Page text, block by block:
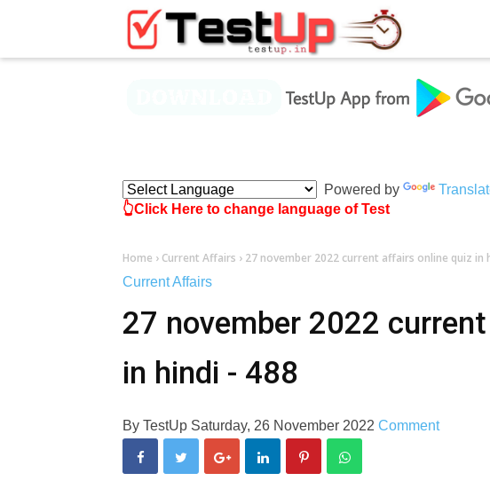
Powered by
👆Click Here to change language of Test
Home › Current Affairs › 27 november 2022 current affairs online quiz in
Current Affairs
27 november 2022
in hindi - 488
By TestUp Saturday, 26 November 2022 Comment